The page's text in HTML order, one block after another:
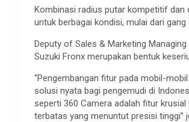
Kombinasi radius putar kompetitif dan
untuk berbagai kondisi, mulai dari
Deputy of Sales & Marketing
Suzuki Fronx merupakan bentuk
“Pengembangan fitur pada mobil-
solusi nyata bagi pengemudi di
seperti 360 Camera adalah fitur
terbatas yang menuntut presisi tinggi”